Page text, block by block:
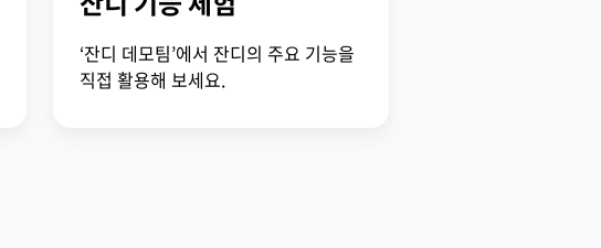
‘잔디 데모팀’에서 잔디의 주요 기능을
직접 활용해 보세요.